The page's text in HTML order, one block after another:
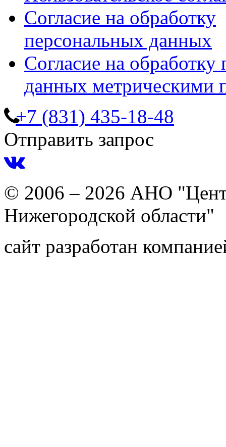
Согласие на обработку
персональных данных
Согласие на обработку
данных метрическими
+7 (831) 435-18-48
Отправить запрос
© 2006 – 2026 АНО
Нижегородской области"
сайт разработан